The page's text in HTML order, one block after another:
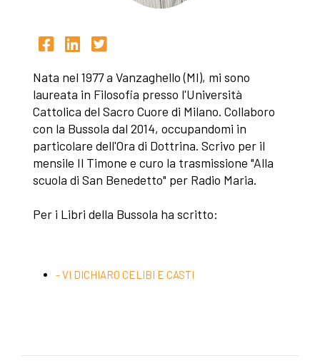
Nata nel 1977 a Vanzaghello (MI), mi sono
laureata in Filosofia presso l'Università
Cattolica del Sacro Cuore di Milano. Collaboro
con la Bussola dal 2014, occupandomi in
particolare dell'Ora di Dottrina. Scrivo per il
mensile Il Timone e curo la trasmissione "Alla
scuola di San Benedetto" per Radio Maria.
Per i Libri della Bussola ha scritto:
- VI DICHIARO CELIBI E CASTI